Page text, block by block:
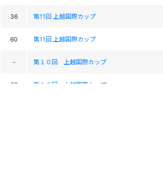
36 第11回 上越国際カップ
60 第11回 上越国際カップ
- 第１０回 上越国際カップ
58 第１０回 上越国際カップ